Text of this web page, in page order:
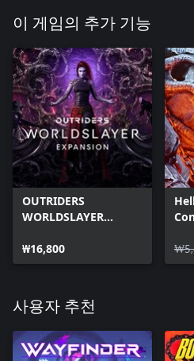
이 게임의 추가 기능
OUTRIDERS
WORLDSLAYER
₩16,800
사용자 추천